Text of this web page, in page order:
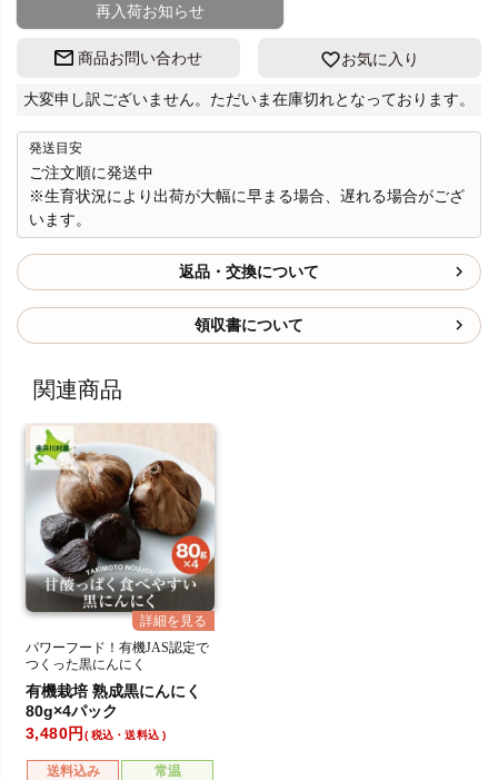
再入荷お知らせ
商品お問い合わせ お気に入り
大変申し訳ございません。ただいま在庫切れとなっております。
発送目安
ご注文順に発送中
※生育状況により出荷が大幅に早まる場合、遅れる場合がござ
います。
返品・交換について
領収書について
関連商品
パワーフード！有機JAS認定で
つくった黒にんにく
有機栽培 熟成黒にんにく
80g×4パック
送料込み 常温
3,480 税込・送料込